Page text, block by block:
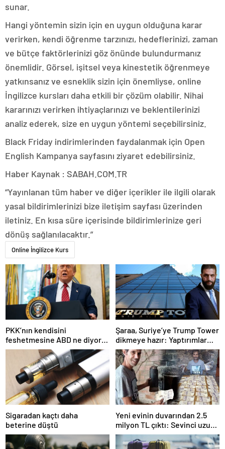
sunar.
Hangi yöntemin sizin için en uygun olduğuna karar
verirken, kendi öğrenme tarzınızı, hedeflerinizi, zaman
ve bütçe faktörlerinizi göz önünde bulundurmanız
önemlidir. Görsel, işitsel veya kinestetik öğrenmeye
yatkınsanız ve esneklik sizin için önemliyse, online
İngilizce kursları daha etkili bir çözüm olabilir. Nihai
kararınızı verirken ihtiyaçlarınızı ve beklentilerinizi
analiz ederek, size en uygun yöntemi seçebilirsiniz.
Black Friday indirimlerinden faydalanmak için Open
English Kampanya sayfasını ziyaret edebilirsiniz.
Haber Kaynak : SABAH.COM.TR
“Yayınlanan tüm haber ve diğer içerikler ile ilgili olarak
yasal bildirimlerinizi bize iletişim sayfası üzerinden
iletiniz. En kısa süre içerisinde bildirimlerinize geri
dönüş sağlanılacaktır.”
Online İngilizce Kurs
PKK’nın kendisini
feshetmesine ABD ne diyor?
İlk açıklama
Şaraa, Suriye’ye Trump Tower
dikmeye hazır: Yaptırımlar
bitsin yeter
Sigaradan kaçtı daha
beterine düştü
Yeni evinin duvarından 2.5
milyon TL çıktı: Sevinci uzun
sürmedi